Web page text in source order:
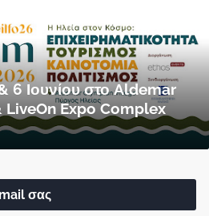
6 Ιουνίου στο Aldemar
Expo Complex
σας